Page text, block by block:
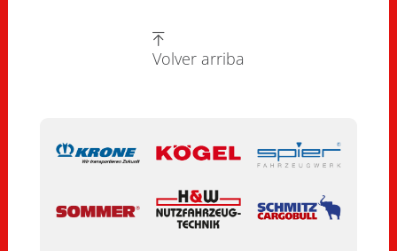
Volver arriba